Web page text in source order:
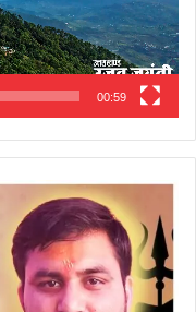
00:59